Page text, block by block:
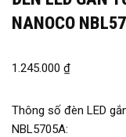
NANOCO
1.245.000 ₫
Thông số đèn LED
NBL5705A: